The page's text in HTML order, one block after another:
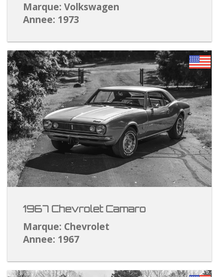
Marque: Volkswagen
Annee: 1973
1967 Chevrolet Camaro
Marque: Chevrolet
Annee: 1967